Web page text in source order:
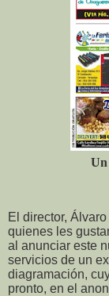
Un
El director,
quienes les
al anunciar este
servicios de un
diagramación,
pronto, en el